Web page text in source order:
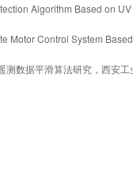
Algorithm Based on
Motor Control System
测数据平滑算法研究，西安工